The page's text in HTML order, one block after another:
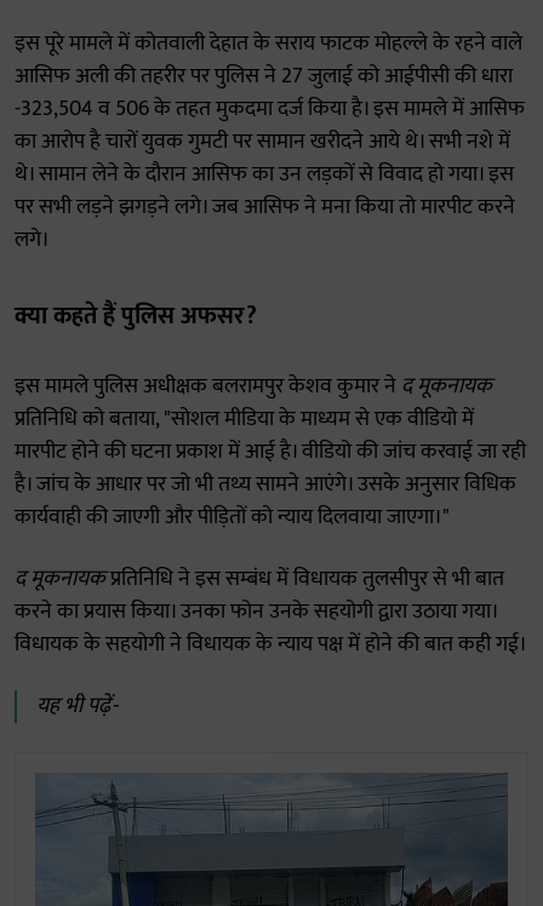
इस पूरे मामले में कोतवाली देहात के सराय फाटक मोहल्ले के रहने वाले
आसिफ अली की तहरीर पर पुलिस ने 27 जुलाई को आईपीसी की धारा
-323,504 व 506 के तहत मुकदमा दर्ज किया है। इस मामले में आसिफ
का आरोप है चारों युवक गुमटी पर सामान खरीदने आये थे। सभी नशे में
थे। सामान लेने के दौरान आसिफ का उन लड़कों से विवाद हो गया। इस
पर सभी लड़ने झगड़ने लगे। जब आसिफ ने मना किया तो मारपीट करने
लगे।
क्या कहते हैं पुलिस अफसर?
इस मामले पुलिस अधीक्षक बलरामपुर केशव कुमार ने द मूकनायक
प्रतिनिधि को बताया, "सोशल मीडिया के माध्यम से एक वीडियो में
मारपीट होने की घटना प्रकाश में आई है। वीडियो की जांच करवाई जा रही
है। जांच के आधार पर जो भी तथ्य सामने आएंगे। उसके अनुसार विधिक
कार्यवाही की जाएगी और पीड़ितों को न्याय दिलवाया जाएगा।"
द मूकनायकप्रतिनिधि ने इस सम्बंध में विधायक तुलसीपुर से भी बात
करने का प्रयास किया। उनका फोन उनके सहयोगी द्वारा उठाया गया।
विधायक के सहयोगी ने विधायक के न्याय पक्ष में होने की बात कही गई।
यह भी पढ़ें-